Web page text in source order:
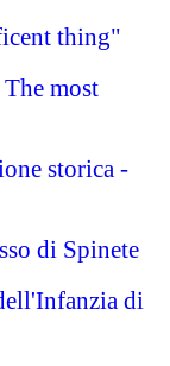
thing"
most
storica -
di Spinete
di